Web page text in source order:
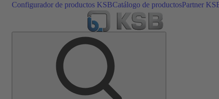
Configurador de productos KSBCatálogo de productosPartner